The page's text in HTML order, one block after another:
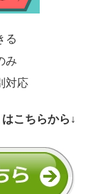
る
み
対応
こちらから↓